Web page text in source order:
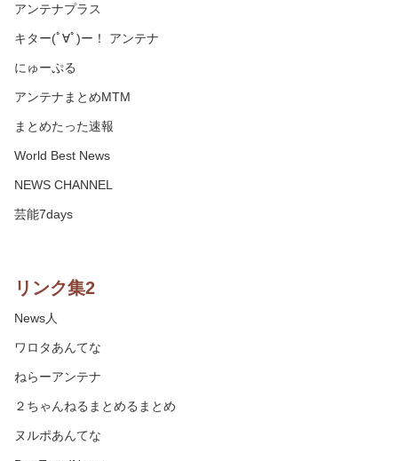
アンテナプラス
キター(ﾟ∀ﾟ)ー！ アンテナ
にゅーぷる
アンテナまとめMTM
まとめたった速報
World Best News
NEWS CHANNEL
芸能7days
リンク集2
News人
ワロタあんてな
ねらーアンテナ
２ちゃんねるまとめるまとめ
ヌルポあんてな